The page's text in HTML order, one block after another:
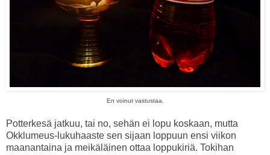
En voinut vastustaa.
Potterkesä jatkuu, tai no, sehän ei lopu koskaan, mutta
Okklumeus-lukuhaaste sen sijaan loppuun ensi viikon
maanantaina ja meikäläinen ottaa loppukiriä. Tokihan